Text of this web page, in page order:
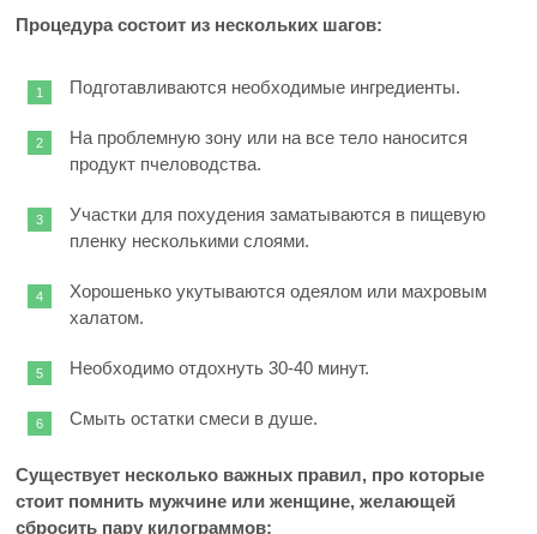
Процедура состоит из нескольких шагов:
Подготавливаются необходимые ингредиенты.
На проблемную зону или на все тело наносится
продукт пчеловодства.
Участки для похудения заматываются в пищевую
пленку несколькими слоями.
Хорошенько укутываются одеялом или махровым
халатом.
Необходимо отдохнуть 30-40 минут.
Смыть остатки смеси в душе.
Существует несколько важных правил, про которые
стоит помнить мужчине или женщине, желающей
сбросить пару килограммов: